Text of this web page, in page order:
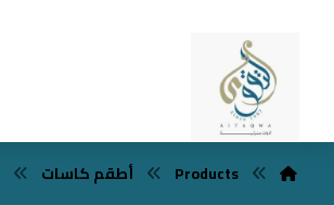
Products أطقم كاسات